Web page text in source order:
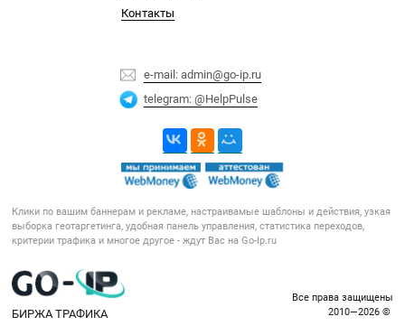
БИРЖА ТРАФИКА
Все права защищены
2010—2026 © ️
Контакты
e-mail: admin@go-ip.ru
telegram: @HelpPulse
Клики по вашим баннерам и рекламе, настраивамые шаблоны и действия, узкая
выборка геотаргетинга, удобная панель управления, статистика переходов,
критерии трафика и многое другое - ждут Вас на Go-Ip.ru